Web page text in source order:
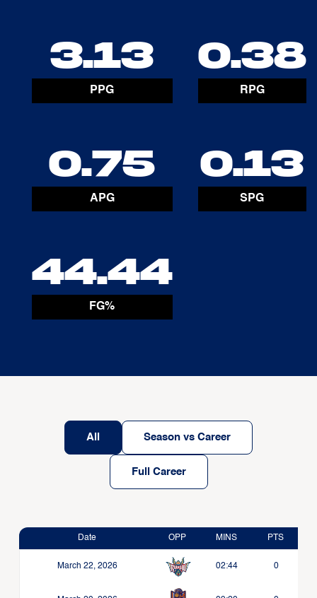
3.13
PPG
0.38
RPG
0.75
APG
0.13
SPG
44.44
FG%
All Season vs Career
Full Career
Date OPP MINS PTS
March 22, 2026 02:44 0